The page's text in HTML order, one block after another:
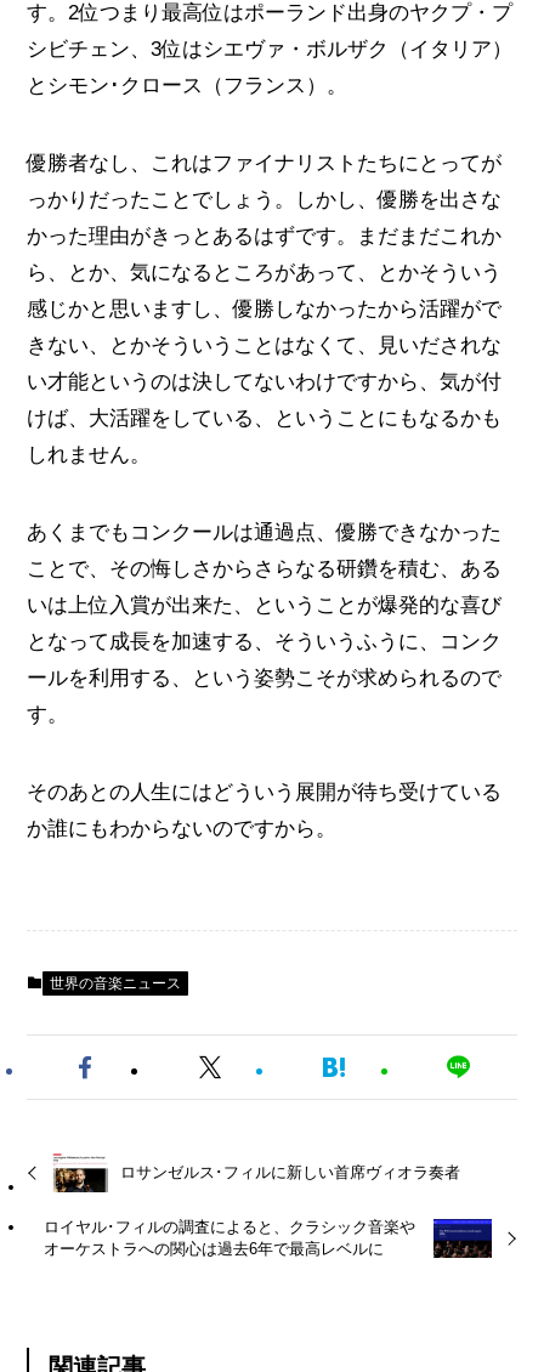
す。2位つまり最高位はポーランド出身のヤクプ・プ
シビチェン、3位はシエヴァ・ボルザク（イタリア）
とシモン･クロース（フランス）。
優勝者なし、これはファイナリストたちにとってが
っかりだったことでしょう。しかし、優勝を出さな
かった理由がきっとあるはずです。まだまだこれか
ら、とか、気になるところがあって、とかそういう
感じかと思いますし、優勝しなかったから活躍がで
きない、とかそういうことはなくて、見いだされな
い才能というのは決してないわけですから、気が付
けば、大活躍をしている、ということにもなるかも
しれません。
あくまでもコンクールは通過点、優勝できなかった
ことで、その悔しさからさらなる研鑽を積む、ある
いは上位入賞が出来た、ということが爆発的な喜び
となって成長を加速する、そういうふうに、コンク
ールを利用する、という姿勢こそが求められるので
す。
そのあとの人生にはどういう展開が待ち受けている
か誰にもわからないのですから。
世界の音楽ニュース
ロサンゼルス･フィルに新しい首席ヴィオラ奏者
ロイヤル･フィルの調査によると、クラシック音楽や
オーケストラへの関心は過去6年で最高レベルに